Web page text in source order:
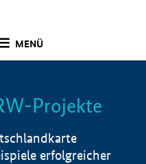
MENÜ
Info
Projekte
erfolgreicher